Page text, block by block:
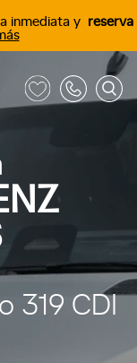
inmediata y
reserva
319 CDI